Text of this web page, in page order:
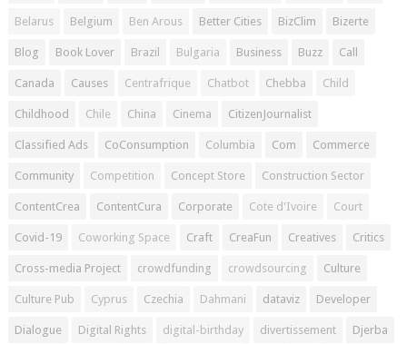
Belarus Belgium Ben Arous Better Cities BizClim Bizerte
Blog Book Lover Brazil Bulgaria Business Buzz Call
Canada Causes Centrafrique Chatbot Chebba Child
Childhood Chile China Cinema CitizenJournalist
Classified Ads CoConsumption Columbia Com Commerce
Community Competition Concept Store Construction Sector
ContentCrea ContentCura Corporate Cote d'Ivoire Court
Covid-19 Coworking Space Craft CreaFun Creatives Critics
Cross-media Project crowdfunding crowdsourcing Culture
Culture Pub Cyprus Czechia Dahmani dataviz Developer
Dialogue Digital Rights digital-birthday divertissement Djerba